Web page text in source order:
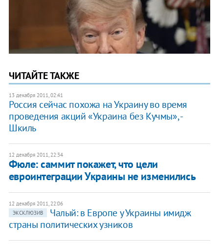
ЧИТАЙТЕ ТАКЖЕ
13 декабря 2011, 02:41
Россия сейчас похожа на Украину во время
проведения акций «Украина без Кучмы», -
Шкиль
12 декабря 2011, 22:34
Фюле: саммит покажет, что цели
евроинтеграции Украины не изменились
12 декабря 2011, 22:06
ЭКСКЛЮЗИВ
Чалый: в Европе у Украины имидж
страны политических узников